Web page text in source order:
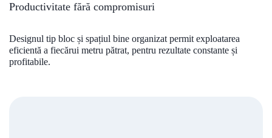
Productivitate fără compromisuri
Designul tip bloc și spațiul bine organizat permit exploatarea
eficientă a fiecărui metru pătrat, pentru rezultate constante și
profitabile.